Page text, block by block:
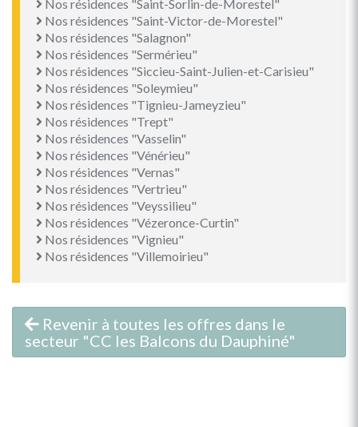
Nos résidences "Saint-Sorlin-de-Morestel"
Nos résidences "Saint-Victor-de-Morestel"
Nos résidences "Salagnon"
Nos résidences "Sermérieu"
Nos résidences "Siccieu-Saint-Julien-et-Carisieu"
Nos résidences "Soleymieu"
Nos résidences "Tignieu-Jameyzieu"
Nos résidences "Trept"
Nos résidences "Vasselin"
Nos résidences "Vénérieu"
Nos résidences "Vernas"
Nos résidences "Vertrieu"
Nos résidences "Veyssilieu"
Nos résidences "Vézeronce-Curtin"
Nos résidences "Vignieu"
Nos résidences "Villemoirieu"
Revenir à toutes les offres dans le
secteur "CC les Balcons du Dauphiné"